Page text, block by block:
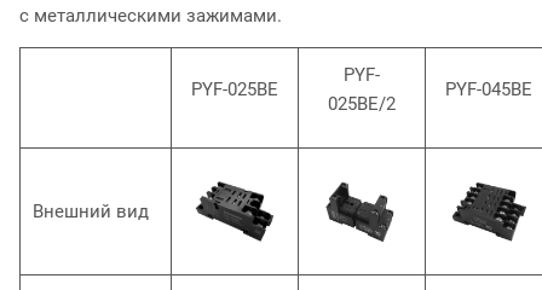
с металлическими зажимами.
PYF-025BE
PYF-
025BE/2
PYF-045BE
Внешний вид